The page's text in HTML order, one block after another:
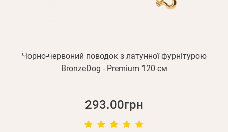
Чорно-червоний поводок з латунної фурнітурою
BronzeDog - Premium 120 см
293.00грн